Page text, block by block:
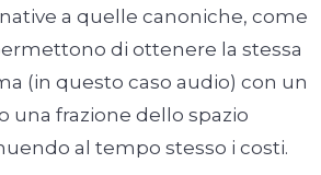
a quelle canoniche, come
di ottenere la stessa
(in questo caso audio) con un
una frazione dello spazio
al tempo stesso i costi.